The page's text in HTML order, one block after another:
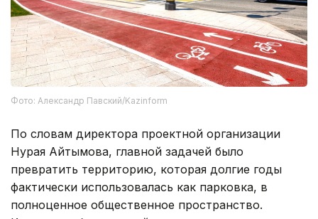
Фото: Александр Павский/Kazinform
По словам директора проектной организации
Нурая Айтымова, главной задачей было
превратить территорию, которая долгие годы
фактически использовалась как парковка, в
полноценное общественное пространство.